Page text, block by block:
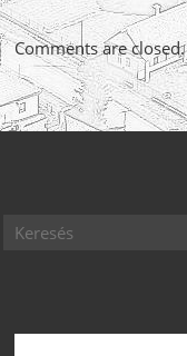
Comments are closed.